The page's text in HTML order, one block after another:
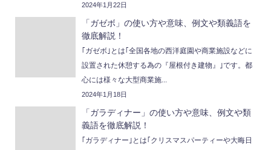
2024年1月22日
「ガゼボ」の使い方や意味、例文や類義語を
徹底解説！
｢ガゼボ｣とは｢全国各地の西洋庭園や商業施設などに
設置された休憩する為の『屋根付き建物』｣です。都
心には様々な大型商業施...
2024年1月18日
「ガラディナー」の使い方や意味、例文や類
義語を徹底解説！
｢ガラディナー｣とは｢クリスマスパーティーや大晦日